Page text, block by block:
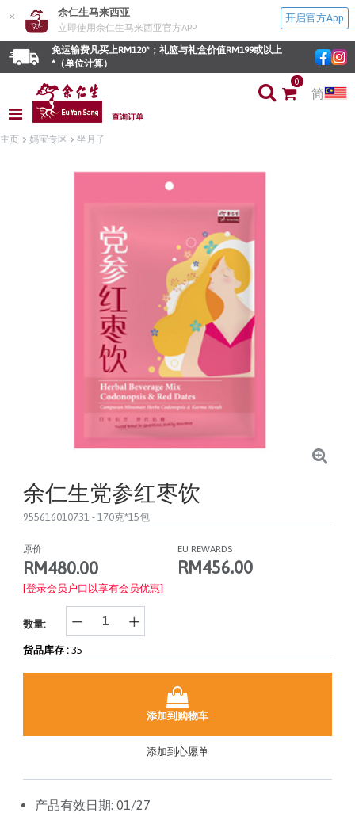
× 余仁生马来西亚
立即使用余仁生马来西亚官方APP
开启官方App
免运输费凡买上RM120*；礼篮与礼盒价值RM199或以上
*（单位计算）
查询订单
0
简
主页 妈宝专区 坐月子
余仁生党参红枣饮
955616010731 - 170克*15包
原价
RM480.00
EU REWARDS
RM456.00
[登录会员户口以享有会员优惠]
数量:
货品库存 : 35
添加到购物车
添加到心愿单
产品有效日期: 01/27